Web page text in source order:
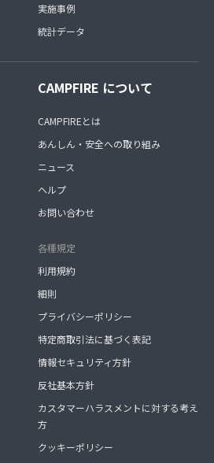
実施事例
統計データ
CAMPFIRE について
CAMPFIREとは
あんしん・安全への取り組み
ニュース
ヘルプ
お問い合わせ
各種規定
利用規約
細則
プライバシーポリシー
特定商取引法に基づく表記
情報セキュリティ方針
反社基本方針
カスタマーハラスメントに対する考え
方
クッキーポリシー